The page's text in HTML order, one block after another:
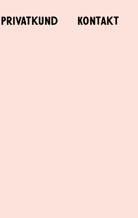
Privatkund Kontakt